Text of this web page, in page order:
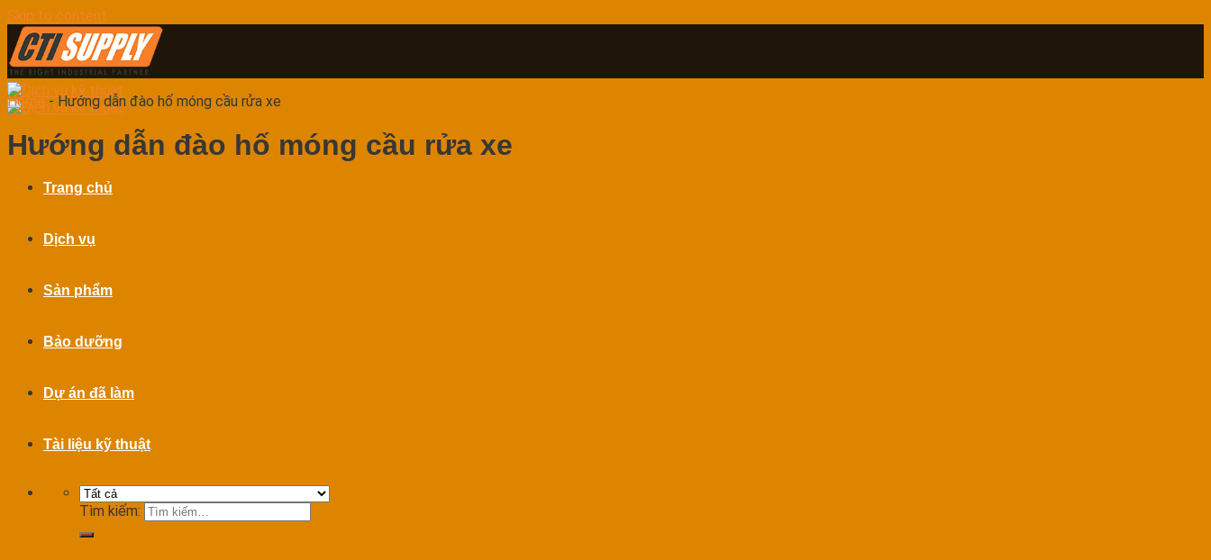
Skip to content
Trang chủ
Dịch vụ
Sản phẩm
Bảo dưỡng
Dự án đã làm
Tài liệu kỹ thuật
Tìm kiếm:
Home-Hướng dẫn đào hố móng cầu rửa xe
Hướng dẫn đào hố móng cầu rửa xe